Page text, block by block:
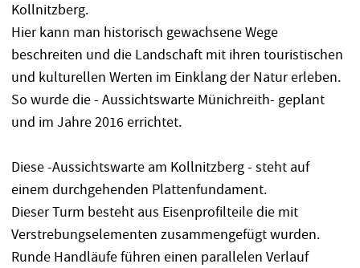
Kollnitzberg.
Hier kann man historisch gewachsene Wege
beschreiten und die Landschaft mit ihren touristischen
und kulturellen Werten im Einklang der Natur erleben.
So wurde die - Aussichtswarte Münichreith- geplant
und im Jahre 2016 errichtet.
Diese -Aussichtswarte am Kollnitzberg - steht auf
einem durchgehenden Plattenfundament.
Dieser Turm besteht aus Eisenprofilteile die mit
Verstrebungselementen zusammengefügt wurden.
Runde Handläufe führen einen parallelen Verlauf